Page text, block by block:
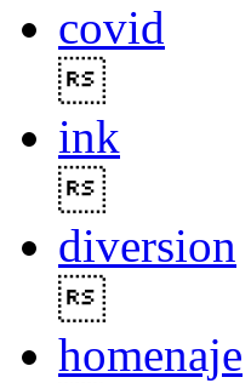
covid
ink
diversion
homenaje